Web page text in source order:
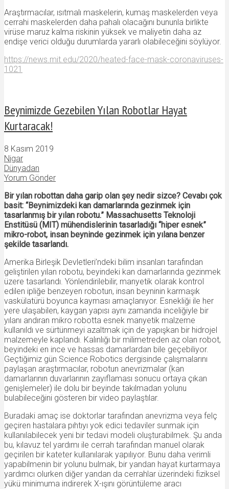
Araştırmacılar, ısıtmalı maskelerin, kumaş maskelerden veya
cerrahi maskelerden daha pahalı olacağını bununla birlikte
virüse maruz kalma riskinin yüksek ve maliyetin daha az
endişe verici olduğu durumlarda yararlı olabileceğini söylüyor.
https://news.mit.edu/2020/heated-face-mask-coronaviruses-
1021
Beynimizde Gezebilen Yılan Robotlar Hayat
Kurtaracak!
8 Kasım 2019
Nigar
Dünyadan
Yorum Gönder
Bir yılan robottan daha garip olan şey nedir sizce? Cevabı çok
basit: “Beynimizdeki kan damarlarında gezinmek için
tasarlanmış bir yılan robotu.” Massachusetts Teknoloji
Enstitüsü (MIT) mühendislerinin tasarladığı “hiper esnek”
mikro-robot, insan beyninde gezinmek için yılana benzer
şekilde tasarlandı.
Amerika Birleşik Devletleri’ndeki bilim insanları tarafından
geliştirilen yılan robotu, beyindeki kan damarlarında gezinmek
üzere tasarlandı. Yönlendirilebilir, manyetik olarak kontrol
edilen ipliğe benzeyen robotun, insan beyninin karmaşık
vaskülatürü boyunca kayması amaçlanıyor. Esnekliği ile her
yere ulaşabilen, kaygan yapısı aynı zamanda inceliğiyle bir
yılanı andıran mikro robotta esnek manyetik malzeme
kullanıldı ve sürtünmeyi azaltmak için de yapışkan bir hidrojel
malzemeyle kaplandı. Kalınlığı bir milimetreden az olan robot,
beyindeki en ince ve hassas damarlardan bile geçebiliyor.
Geçtiğimiz gün Science Robotics dergisinde çalışmalarını
paylaşan araştırmacılar, robotun anevrizmalar (kan
damarlarının duvarlarının zayıflaması sonucu ortaya çıkan
genişlemeler) ile dolu bir beyinde takılmadan yolunu
bulabileceğini gösteren bir video paylaştılar.
Buradaki amaç ise doktorlar tarafından anevrizma veya felç
geçiren hastalara pıhtıyı yok edici tedaviler sunmak için
kullanılabilecek yeni bir tedavi modeli oluşturabilmek. Şu anda
bu, kılavuz tel yardımı ile cerrah tarafından manuel olarak
geçirilen bir kateter kullanılarak yapılıyor. Bunu daha verimli
yapabilmenin bir yolunu bulmak, bir yandan hayat kurtarmaya
yardımcı olurken diğer yandan da cerrahlar üzerindeki fiziksel
yükü minimuma indirerek X-ışını görüntüleme aracı